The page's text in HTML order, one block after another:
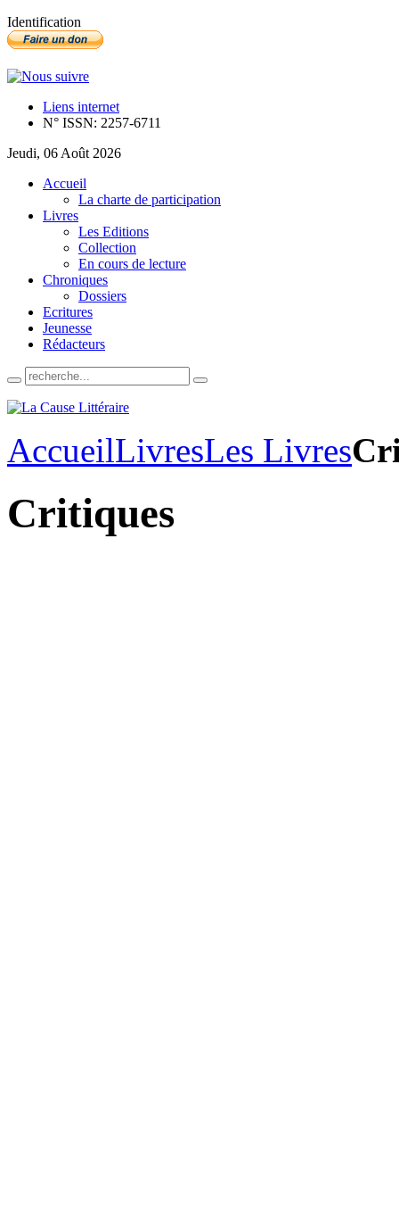
Identification
Liens internet
N° ISSN: 2257-6711
Jeudi, 06 Août 2026
Accueil
La charte de participation
Livres
Les Editions
Collection
En cours de lecture
Chroniques
Dossiers
Ecritures
Jeunesse
Rédacteurs
AccueilLivresLes Livres
Critiques